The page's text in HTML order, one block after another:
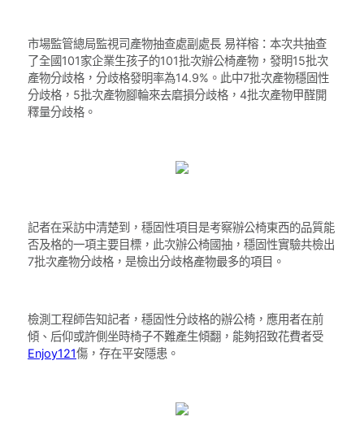
市場監管總局監視司產物抽查處副處長 易祥榕：本次共抽查
了全國101家企業生孩子的101批次辦公椅產物，發明15批次
產物分歧格，分歧格發明率為14.9%。此中7批次產物穩固性
分歧格，5批次產物腳輪來去磨損分歧格，4批次產物甲醛開
釋量分歧格。
記者在采訪中清楚到，穩固性項目是考察辦公椅東西的品質能
否及格的一項主要目標，此次辦公椅國抽，穩固性實驗共檢出
7批次產物分歧格，是檢出分歧格產物最多的項目。
檢測工程師告知記者，穩固性分歧格的辦公椅，應用者在前
傾、后仰或許側坐時椅子不難產生傾翻，能夠招致花費者受
Enjoy121傷，存在平安隱患。